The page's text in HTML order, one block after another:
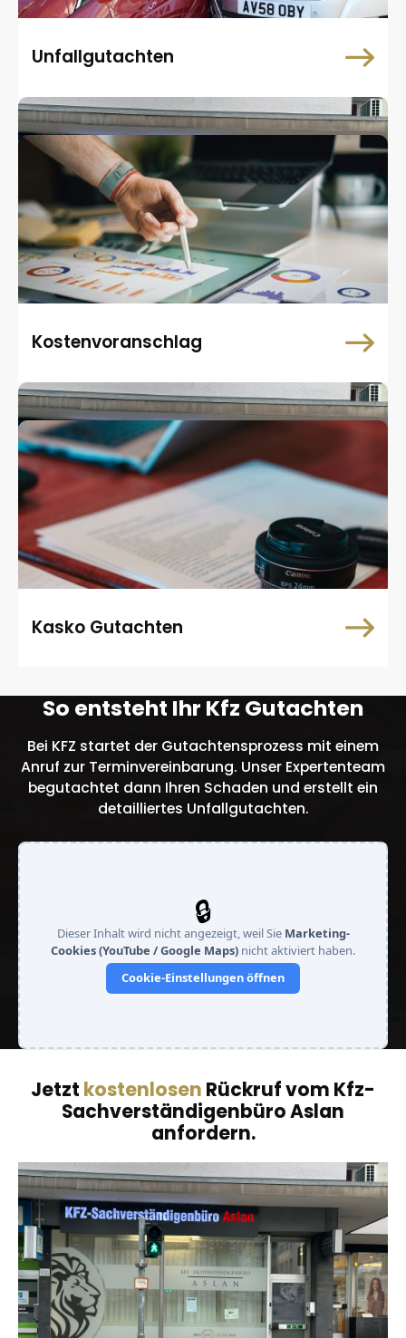
Unfallgutachten
Kostenvoranschlag
Kasko Gutachten
So entsteht Ihr Kfz Gutachten
Bei KFZ startet der Gutachtensprozess mit einem
Anruf zur Terminvereinbarung. Unser Expertenteam
begutachtet dann Ihren Schaden und erstellt ein
detailliertes Unfallgutachten.
🔒
Dieser Inhalt wird nicht angezeigt, weil Sie Marketing-
Cookies (YouTube / Google Maps) nicht aktiviert haben.
Cookie-Einstellungen öffnen
Jetzt kostenlosen Rückruf vom Kfz-
Sachverständigenbüro Aslan
anfordern.